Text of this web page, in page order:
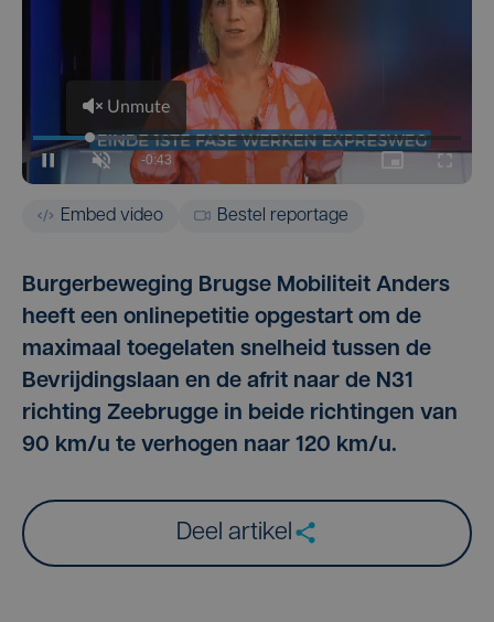
Embed video Bestel reportage
Burgerbeweging Brugse Mobiliteit Anders
heeft een onlinepetitie opgestart om de
maximaal toegelaten snelheid tussen de
Bevrijdingslaan en de afrit naar de N31
richting Zeebrugge in beide richtingen van
90 km/u te verhogen naar 120 km/u.
Deel artikel